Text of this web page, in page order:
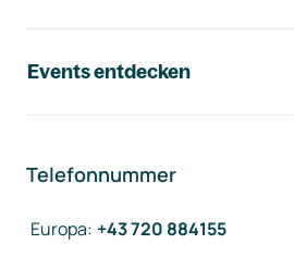
Events entdecken
Telefonnummer
Europa: +43 720 884155